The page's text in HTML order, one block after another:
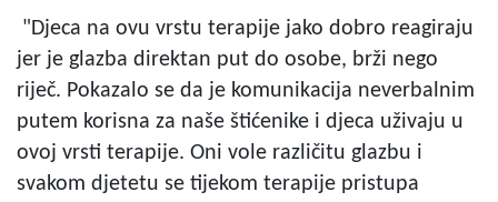
"Djeca na ovu vrstu terapije jako dobro reagiraju
jer je glazba direktan put do osobe, brži nego
riječ. Pokazalo se da je komunikacija neverbalnim
putem korisna za naše štićenike i djeca uživaju u
ovoj vrsti terapije. Oni vole različitu glazbu i
svakom djetetu se tijekom terapije pristupa